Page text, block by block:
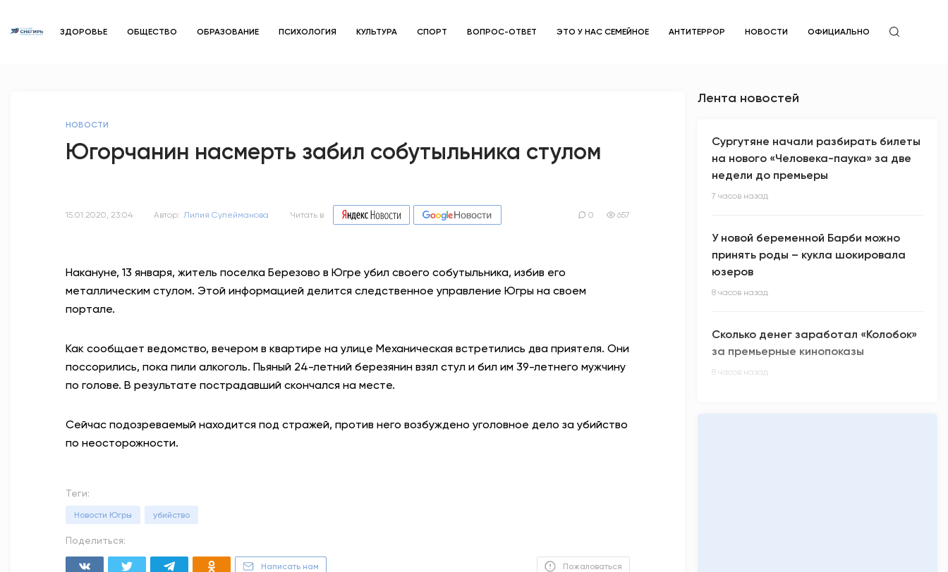
ЗДОРОВЬЕ ОБЩЕСТВО ОБРАЗОВАНИЕ ПСИХОЛОГИЯ КУЛЬТУРА СПОРТ ВОПРОС-ОТВЕТ ЭТО У НАС СЕМЕЙНОЕ АНТИТЕРРОР НОВОСТИ ОФИЦИАЛЬНО
КУЛЬТУРА
ВОПРОС-ОТВЕТ
НОВОСТИ
НОВОСТИ
Югорчанин насмерть забил собутыльника стулом
15.01.2020, 23:04 Автор: Лилия Сулейманова Читать в 0 657
Накануне, 13 января, житель поселка Березово в Югре убил своего собутыльника, избив его
металлическим стулом. Этой информацией делится следственное управление Югры на своем
портале.
Как сообщает ведомство, вечером в квартире на улице Механическая встретились два приятеля. Они
поссорились, пока пили алкоголь. Пьяный 24-летний березянин взял стул и бил им 39-летнего мужчину
по голове. В результате пострадавший скончался на месте.
Сейчас подозреваемый находится под стражей, против него возбуждено уголовное дело за убийство
по неосторожности.
Теги:
Новости Югры убийство
Поделиться:
Написать нам Пожаловаться
Лента новостей
Сургутяне начали разбирать билеты
на нового «Человека-паука» за две
недели до премьеры
7 часов назад
У новой беременной Барби можно
принять роды – кукла шокировала
юзеров
8 часов назад
Сколько денег заработал «Колобок»
за премьерные кинопоказы
8 часов назад